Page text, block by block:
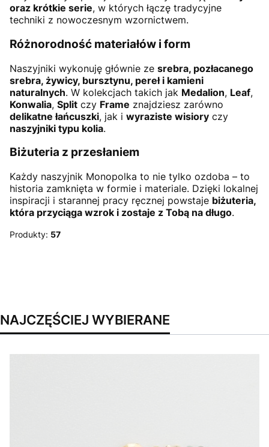
oraz krótkie serie, w których łączę tradycyjne
techniki z nowoczesnym wzornictwem.
Różnorodność materiałów i form
Naszyjniki wykonuję głównie ze srebra, pozłacanego
srebra, żywicy, bursztynu, pereł i kamieni
naturalnych. W kolekcjach takich jak Medalion, Leaf,
Konwalia, Split czy Frame znajdziesz zarówno
delikatne łańcuszki, jak i wyraziste wisiory czy
naszyjniki typu kolia.
Biżuteria z przesłaniem
Każdy naszyjnik Monopolka to nie tylko ozdoba – to
historia zamknięta w formie i materiale. Dzięki lokalnej
inspiracji i starannej pracy ręcznej powstaje biżuteria,
która przyciąga wzrok i zostaje z Tobą na długo.
Produkty: 57
NAJCZĘŚCIEJ WYBIERANE